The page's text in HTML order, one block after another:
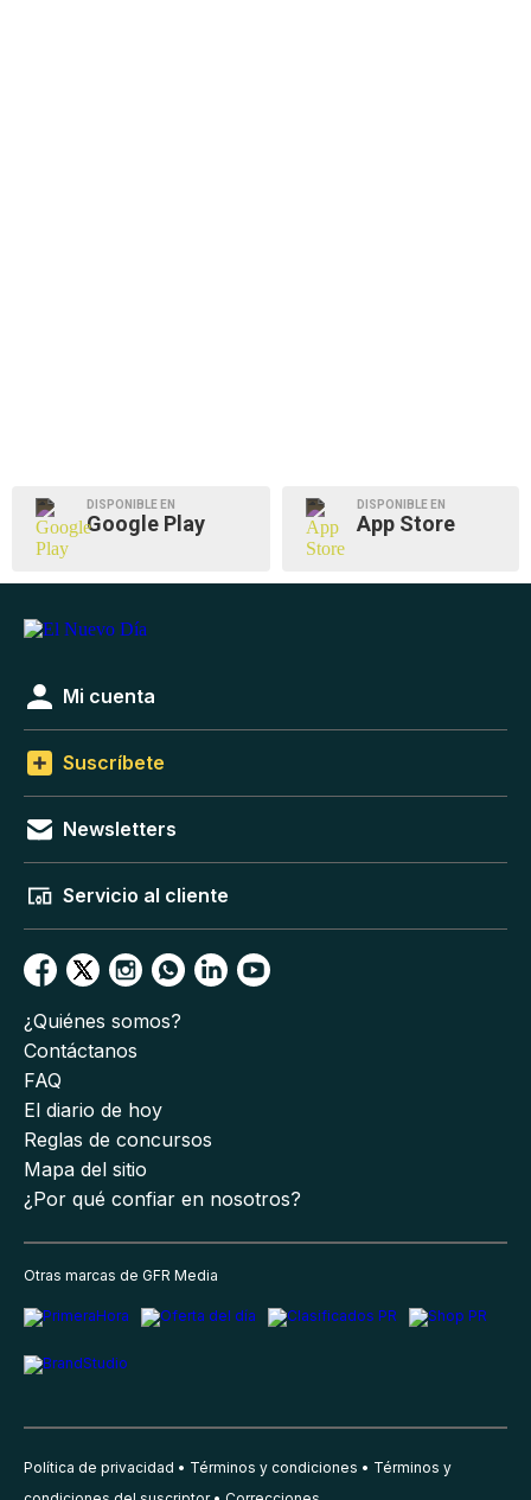
DISPONIBLE EN
Google Play
DISPONIBLE EN
App Store
Mi cuenta
Suscríbete
Newsletters
Servicio al cliente
¿Quiénes somos?
Contáctanos
FAQ
El diario de hoy
Reglas de concursos
Mapa del sitio
¿Por qué confiar en nosotros?
Otras marcas de GFR Media
Política de privacidad Términos y condiciones
Términos y